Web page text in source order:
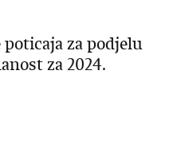
za podjelu
za 2024.